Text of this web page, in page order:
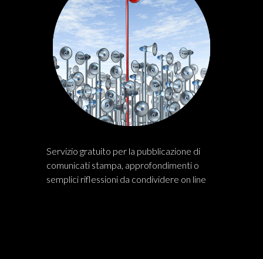
Servizio gratuito per la pubblicazione di
comunicati stampa, approfondimenti o
semplici riflessioni da condividere on line